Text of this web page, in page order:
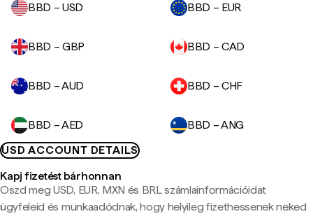
BBD – USD
BBD – EUR
BBD – GBP BBD – CAD
BBD – AUD BBD – CHF
BBD – AED
BBD – ANG
USD ACCOUNT DETAILS
Kapj fizetést bárhonnan
Oszd meg USD, EUR, MXN és BRL számlainformációidat
ügyfeleid és munkaadódnak, hogy helyileg fizethessenek neked